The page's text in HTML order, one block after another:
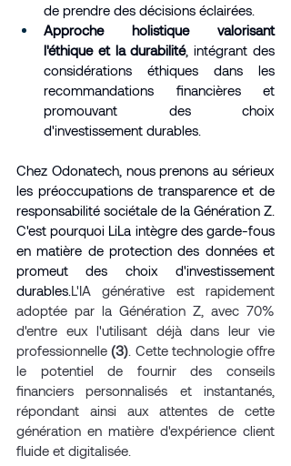
de prendre des décisions éclairées.
Approche holistique valorisant
l'éthique et la durabilité, intégrant des
considérations éthiques dans les
recommandations financières et
promouvant des choix
d'investissement durables.
Chez Odonatech, nous prenons au sérieux
les préoccupations de transparence et de
responsabilité sociétale de la Génération Z.
C'est pourquoi LiLa intègre des garde-fous
en matière de protection des données et
promeut des choix d'investissement
durables. L'IA générative est rapidement
adoptée par la Génération Z, avec 70%
d'entre eux l'utilisant déjà dans leur vie
professionnelle (3) . Cette technologie offre
le potentiel de fournir des conseils
financiers personnalisés et instantanés,
répondant ainsi aux attentes de cette
génération en matière d'expérience client
fluide et digitalisée.